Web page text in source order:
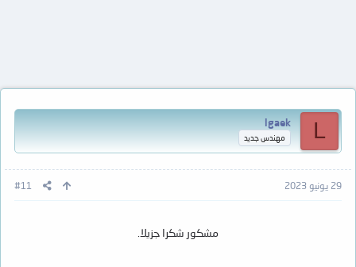
L
lgaek
مهندس جديد
29 يونيو 2023 #11
مشكور شكرا جزيلا.